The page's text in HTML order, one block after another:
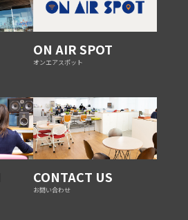
ON AIR SPOT
オンエアスポット
CONTACT US
お問い合わせ